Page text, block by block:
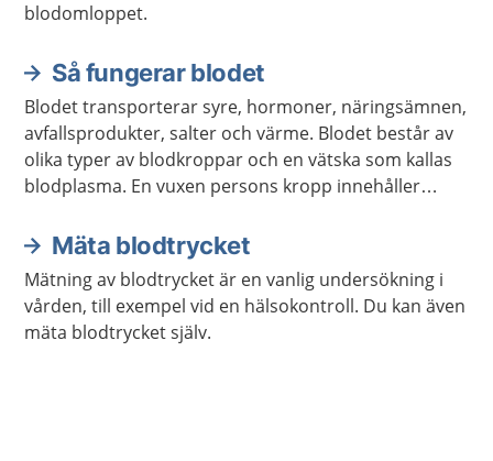
blodomloppet.
Så fungerar blodet
Blodet transporterar syre, hormoner, näringsämnen,
avfallsprodukter, salter och värme. Blodet består av
olika typer av blodkroppar och en vätska som kallas
blodplasma. En vuxen persons kropp innehåller
Mäta blodtrycket
Mätning av blodtrycket är en vanlig undersökning i
vården, till exempel vid en hälsokontroll. Du kan även
mäta blodtrycket själv.